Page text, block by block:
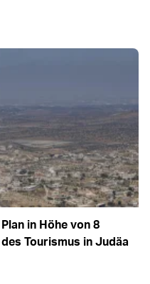
in Höhe von 8
Tourismus in Judäa